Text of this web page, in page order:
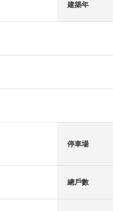
建築年
停車場
總戶數